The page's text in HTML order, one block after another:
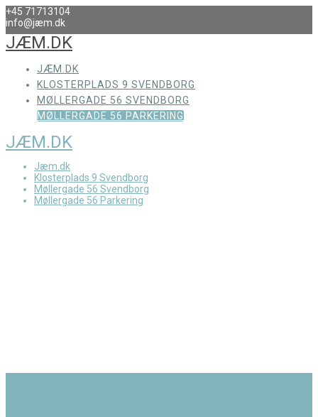
+45 71713104
info@jæm.dk
JÆM.DK
JÆM.DK
KLOSTERPLADS 9 SVENDBORG
MØLLERGADE 56 SVENDBORG
MØLLERGADE 56 PARKERING
JÆM.DK
Jæm.dk
Klosterplads 9 Svendborg
Møllergade 56 Svendborg
Møllergade 56 Parkering